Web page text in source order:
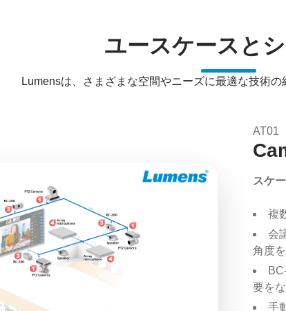
ユースケースと
Lumensは、さまざまな空間やニーズに最適な技術の
AT01
スケ
複
会
角度
要を
手